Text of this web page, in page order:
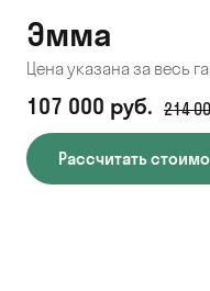
Эмма
Цена указана за весь
107 000 руб. 214
Рассчитать